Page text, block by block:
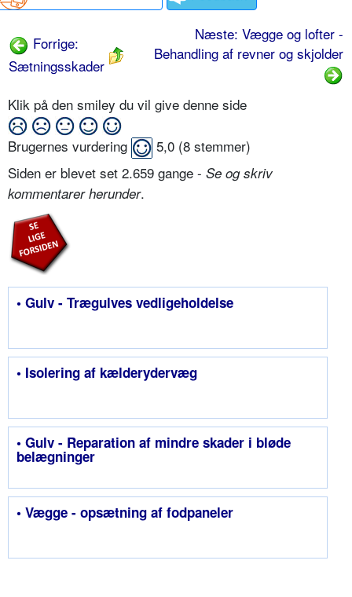
Forrige:
Sætningsskader
Næste: Vægge og lofter -
Behandling af revner og skjolder
Klik på den smiley du vil give denne side
Brugernes vurdering 5,0 (8 stemmer)
Siden er blevet set 2.659 gange - Se og skriv
kommentarer herunder.
• Gulv - Trægulves vedligeholdelse
• Isolering af kælderydervæg
• Gulv - Reparation af mindre skader i bløde
belægninger
• Vægge - opsætning af fodpaneler